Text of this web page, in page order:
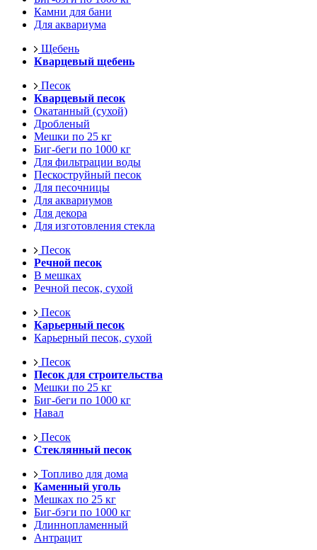
Камни для бани
Для аквариума
Щебень
Кварцевый щебень
Песок
Кварцевый песок
Окатанный (сухой)
Дробленый
Мешки по 25 кг
Биг-беги по 1000 кг
Для фильтрации воды
Пескоструйный песок
Для песочницы
Для аквариумов
Для декора
Для изготовления стекла
Песок
Речной песок
В мешках
Речной песок, сухой
Песок
Карьерный песок
Карьерный песок, сухой
Песок
Песок для строительства
Мешки по 25 кг
Биг-беги по 1000 кг
Навал
Песок
Стеклянный песок
Топливо для дома
Каменный уголь
Мешках по 25 кг
Биг-бэги по 1000 кг
Длиннопламенный
Антрацит